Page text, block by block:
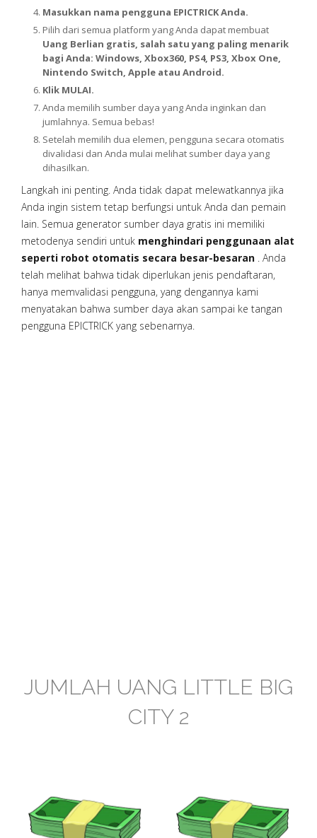
Masukkan nama pengguna EPICTRICK Anda.
Pilih dari semua platform yang Anda dapat membuat
Uang Berlian gratis, salah satu yang paling menarik
bagi Anda: Windows, Xbox360, PS4, PS3, Xbox One,
Nintendo Switch, Apple atau Android.
Klik MULAI.
Anda memilih sumber daya yang Anda inginkan dan
jumlahnya. Semua bebas!
Setelah memilih dua elemen, pengguna secara otomatis
divalidasi dan Anda mulai melihat sumber daya yang
dihasilkan.
Langkah ini penting. Anda tidak dapat melewatkannya jika
Anda ingin sistem tetap berfungsi untuk Anda dan pemain
lain. Semua generator sumber daya gratis ini memiliki
metodenya sendiri untuk menghindari penggunaan alat
seperti robot otomatis secara besar-besaran . Anda
telah melihat bahwa tidak diperlukan jenis pendaftaran,
hanya memvalidasi pengguna, yang dengannya kami
menyatakan bahwa sumber daya akan sampai ke tangan
pengguna EPICTRICK yang sebenarnya.
JUMLAH UANG LITTLE BIG
CITY 2